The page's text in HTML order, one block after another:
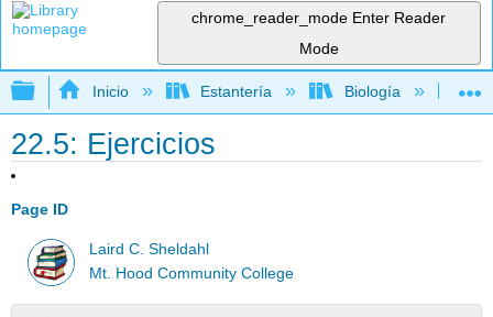
chrome_reader_mode Enter Reader
Mode
Expandir/contraer jerarquía global
Inicio Estantería Biología
22.5: Ejercicios
Page ID
Laird C. Sheldahl
Mt. Hood Community College